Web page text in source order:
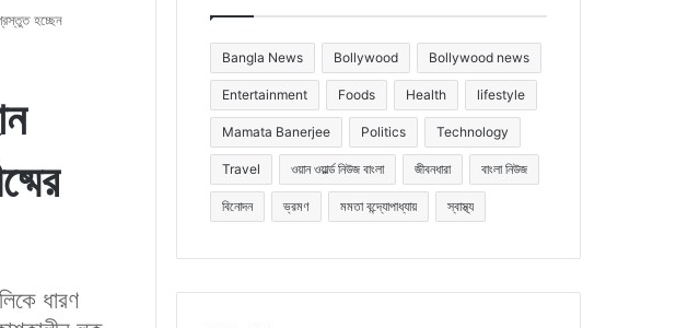
হচ্ছেন
ধারণ
Bangla News Bollywood Bollywood news
Entertainment Foods Health lifestyle
Mamata Banerjee Politics Technology
Travel ওয়ান ওয়ার্ল্ড নিউজ বাংলা জীবনধারা বাংলা নিউজ
বিনোদন ভ্রমণ মমতা বন্দ্যোপাধ্যায় স্বাস্থ্য